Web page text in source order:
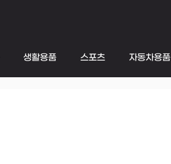
생활용품 스포츠 자동차용품